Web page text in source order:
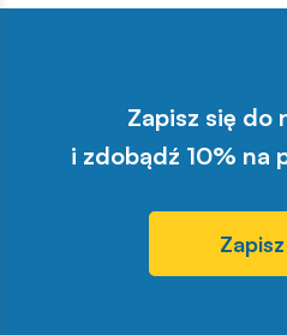
Zapisz się do
i zdobądź 10% na